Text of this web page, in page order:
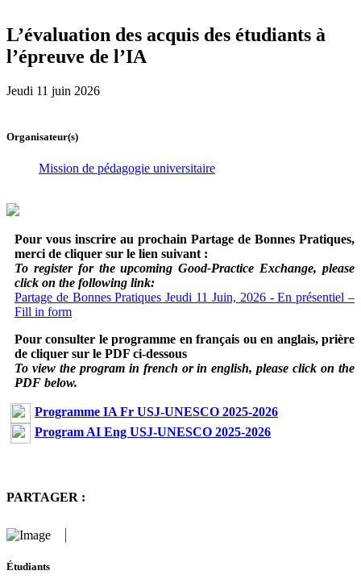
L’évaluation des acquis des étudiants à
l’épreuve de l’IA
Jeudi 11 juin 2026
Organisateur(s)
Mission de pédagogie universitaire
Pour vous inscrire au prochain Partage de Bonnes Pratiques,
merci de cliquer sur le lien suivant :
To register for the upcoming Good-Practice Exchange, please
click on the following link:
Partage de Bonnes Pratiques Jeudi 11 Juin, 2026 - En présentiel –
Fill in form
Pour consulter le programme en français ou en anglais, prière
de cliquer sur le PDF ci-dessous
To view the program in french or in english, please click on the
PDF below.
Programme IA Fr USJ-UNESCO 2025-2026
Program AI Eng USJ-UNESCO 2025-2026
PARTAGER :
Étudiants